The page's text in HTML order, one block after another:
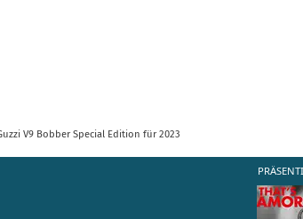
V9 Bobber Special Edition für 2023